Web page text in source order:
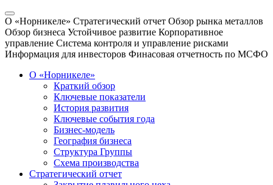
О «Норникеле» Стратегический отчет Обзор рынка металлов
Обзор бизнеса Устойчивое развитие Корпоративное
управление Система контроля и управление рисками
Информация для инвесторов Финасовая отчетность по МСФО
О «Норникеле»
Краткий обзор
Ключевые показатели
История развития
Ключевые события года
Бизнес-модель
География бизнеса
Структура Группы
Схема производства
Стратегический отчет